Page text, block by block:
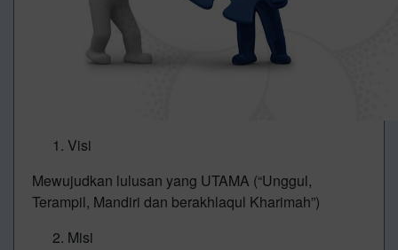
Visi
Mewujudkan lulusan yang UTAMA (“Unggul,
Terampil, Mandiri dan berakhlaqul Kharimah”)
Misi